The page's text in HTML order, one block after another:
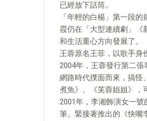
已經放下話筒。
「年輕的白楊」第一段
霞仍在「大型連續劇」《
和生活重心方向發展了。
王蓉原名王菲，以歌手身
2004年，王蓉發行第二張
網路時代撲面而來，搞怪
煮魚》、《芙蓉姐姐》，
2001年，李湘飾演女一
筆。緊接著推出的《快嘴